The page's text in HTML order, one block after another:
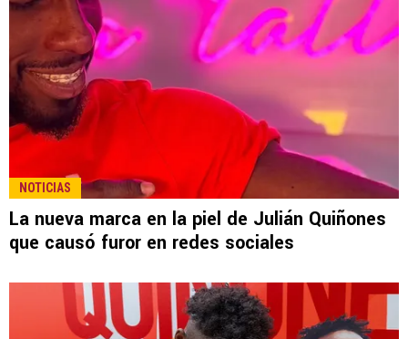
NOTICIAS
La nueva marca en la piel de Julián Quiñones
que causó furor en redes sociales